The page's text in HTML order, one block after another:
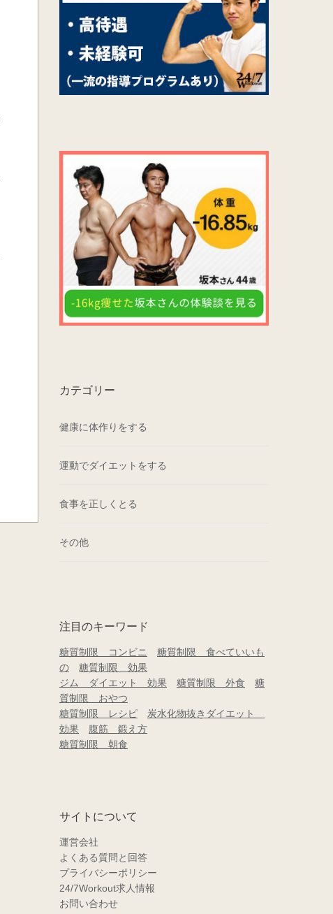
カテゴリー
健康に体作りをする
運動でダイエットをする
食事を正しくとる
その他
注目のキーワード
糖質制限 コンビニ
糖質制限 食べていいも
の
糖質制限 効果
ジム ダイエット 効果
糖質制限 外食
糖
質制限 おやつ
糖質制限 レシピ
炭水化物抜きダイエット
効果
腹筋 鍛え方
糖質制限 朝食
サイトについて
運営会社
よくある質問と回答
プライバシーポリシー
24/7Workout求人情報
お問い合わせ